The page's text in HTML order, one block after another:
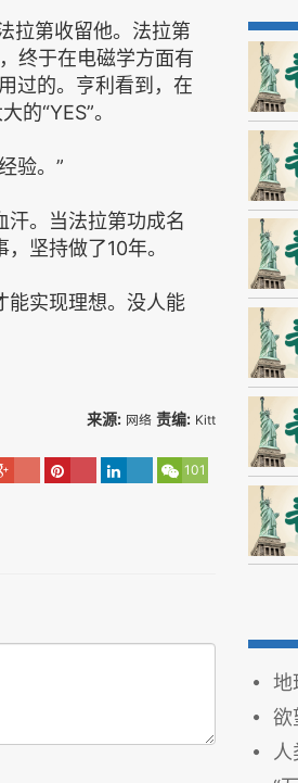
拉第收留他。法拉第
终于在电磁学方面有
过的。亨利看到，在
的“YES”。
验。”
汗。当法拉第功成名
坚持做了10年。
能实现理想。没人能
来源: 网络 责编: Kitt
101
地
欲
人